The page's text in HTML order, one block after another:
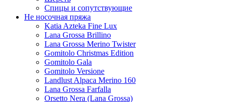
Спицы и сопутствующие
Не носочная пряжа
Katia Azteka Fine Lux
Lana Grossa Brillino
Lana Grossa Merino Twister
Gomitolo Christmas Edition
Gomitolo Gala
Gomitolo Versione
Landlust Alpaca Merino 160
Lana Grossa Farfalla
Orsetto Nera (Lana Grossa)